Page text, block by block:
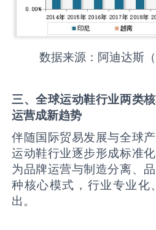
数据来源：阿迪达斯
三、全球运动鞋行业两类
运营成新趋势
伴随国际贸易发展与全球
运动鞋行业逐步形成标准
为品牌运营与制造分离、
种核心模式，行业专业化
出。